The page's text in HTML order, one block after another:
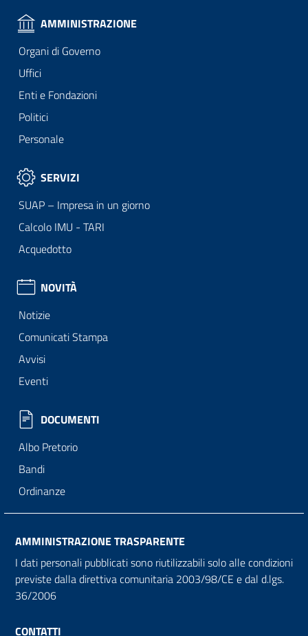
AMMINISTRAZIONE
Organi di Governo
Uffici
Enti e Fondazioni
Politici
Personale
SERVIZI
SUAP – Impresa in un giorno
Calcolo IMU - TARI
Acquedotto
NOVITÀ
Notizie
Comunicati Stampa
Avvisi
Eventi
DOCUMENTI
Albo Pretorio
Bandi
Ordinanze
AMMINISTRAZIONE TRASPARENTE
I dati personali pubblicati sono riutilizzabili solo alle condizioni
previste dalla direttiva comunitaria 2003/98/CE e dal d.lgs.
36/2006
CONTATTI